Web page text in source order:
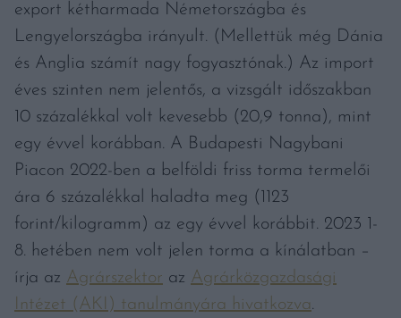
export kétharmada Németországba és
Lengyelországba irányult. (Mellettük még Dánia
és Anglia számít nagy fogyasztónak.) Az import
éves szinten nem jelentős, a vizsgált időszakban
10 százalékkal volt kevesebb (20,9 tonna), mint
egy évvel korábban. A Budapesti Nagybani
Piacon 2022-ben a belföldi friss torma termelői
ára 6 százalékkal haladta meg (1123
forint/kilogramm) az egy évvel korábbit. 2023 1-
8. hetében nem volt jelen torma a kínálatban –
írja az Agrárszektor az Agrárközgazdasági
Intézet (AKI) tanulmányára hivatkozva.